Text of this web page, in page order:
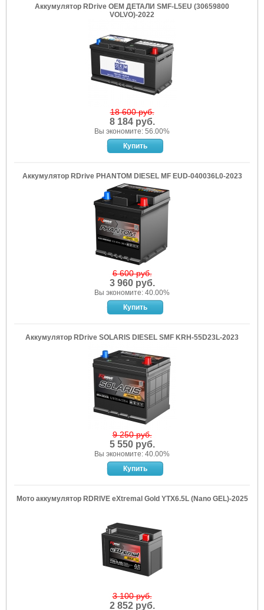
Аккумулятор RDrive OEM ДЕТАЛИ SMF-L5EU (30659800
VOLVO)-2022
18 600 руб.
8 184 руб.
Вы экономите: 56.00%
Аккумулятор RDrive PHANTOM DIESEL MF EUD-040036L0-2023
6 600 руб.
3 960 руб.
Вы экономите: 40.00%
Аккумулятор RDrive SOLARIS DIESEL SMF KRH-55D23L-2023
9 250 руб.
5 550 руб.
Вы экономите: 40.00%
Мото аккумулятор RDRIVE eXtremal Gold YTX6.5L (Nano GEL)-2025
3 100 руб.
2 852 руб.